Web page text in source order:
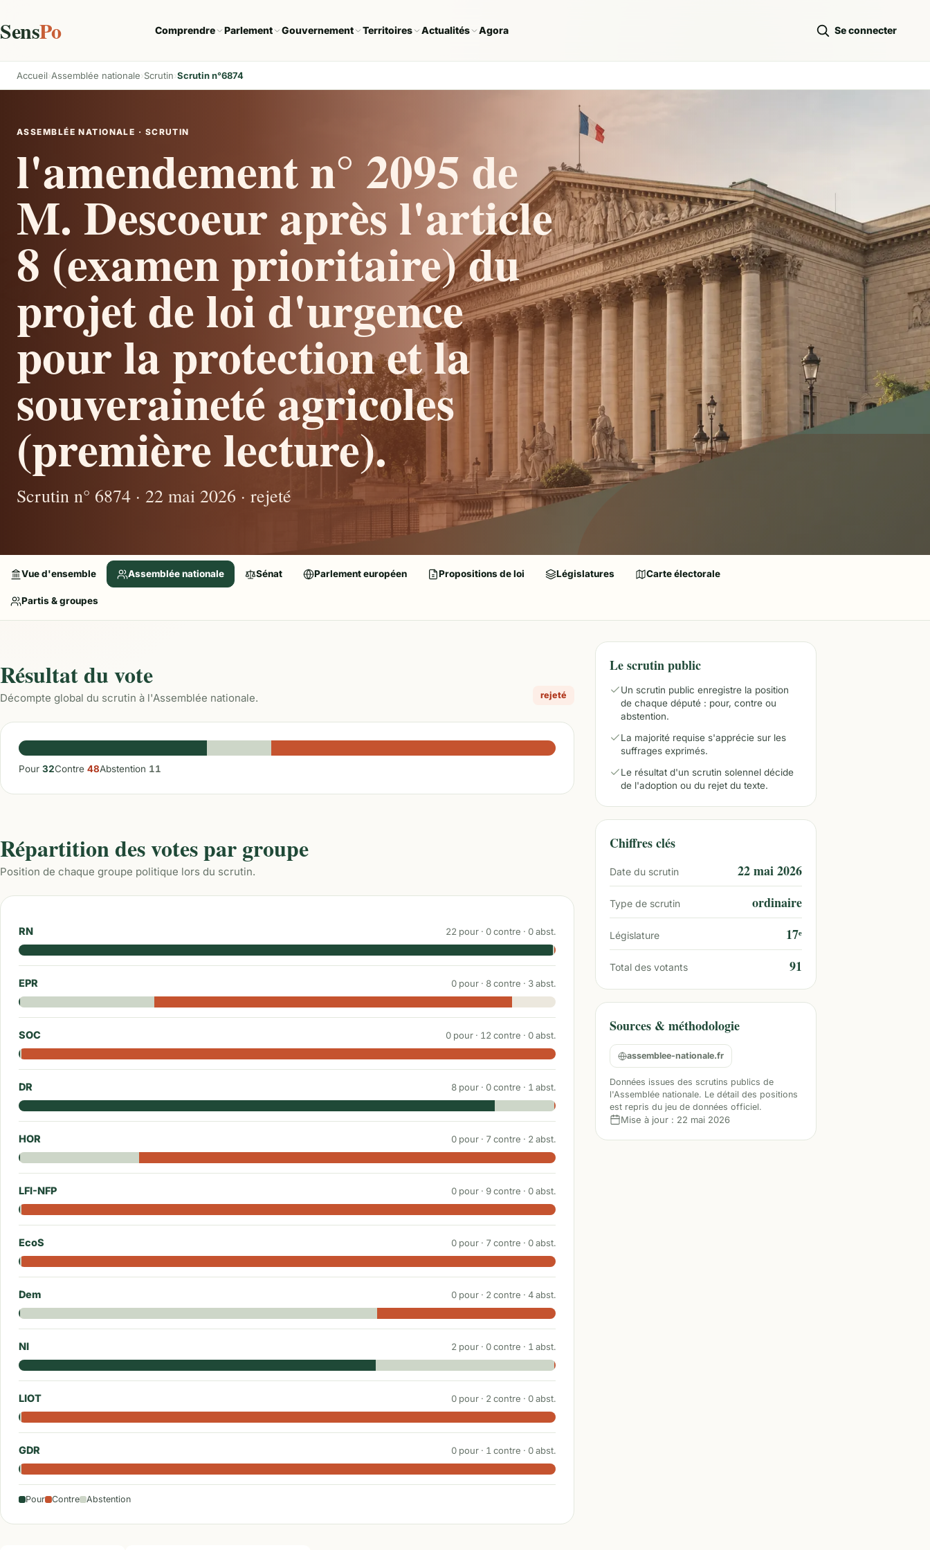
SensPo Comprendre Parlement Gouvernement Territoires Actualités Agora Se connecter
Accueil Assemblée nationale Scrutin Scrutin n°6874
ASSEMBLÉE NATIONALE · SCRUTIN
l'amendement n° 2095 de
M. Descoeur après l'article
8 (examen prioritaire) du
projet de loi d'urgence
pour la protection et la
souveraineté agricoles
(première lecture).
Scrutin n° 6874 · 22 mai 2026 · rejeté
Vue d'ensemble Assemblée nationale Sénat Parlement européen Propositions de loi Législatures Carte électorale
Partis & groupes
Résultat du vote
Décompte global du scrutin à l'Assemblée nationale. rejeté
Pour 32Contre 48Abstention 11
Répartition des votes par groupe
Position de chaque groupe politique lors du scrutin.
RN 22 pour · 0contre · 0abst.
EPR 0 pour · 8contre · 3abst.
SOC 0 pour · 12 contre · 0abst.
DR 8 pour · 0contre · 1 abst.
HOR 0 pour · 7contre · 2 abst.
LFI-NFP 0 pour · 9contre · 0abst.
EcoS 0 pour · 7contre · 0abst.
Dem 0 pour · 2 contre · 4abst.
NI 2 pour · 0contre · 1 abst.
LIOT 0 pour · 2 contre · 0abst.
GDR 0 pour · 1 contre · 0abst.
Pour Contre Abstention
Le scrutin public
Un scrutin public enregistre la position
de chaque député : pour, contre ou
abstention.
La majorité requise s'apprécie sur les
suffrages exprimés.
Le résultat d'un scrutin solennel décide
de l'adoption ou du rejet du texte.
Chiffres clés
Date du scrutin 22 mai 2026
Type de scrutin ordinaire
Législature 17ᵉ
Total des votants 91
Sources & méthodologie
assemblee-nationale.fr
Données issues des scrutins publics de
l'Assemblée nationale. Le détail des positions
est repris du jeu de données officiel.
Mise à jour : 22 mai 2026